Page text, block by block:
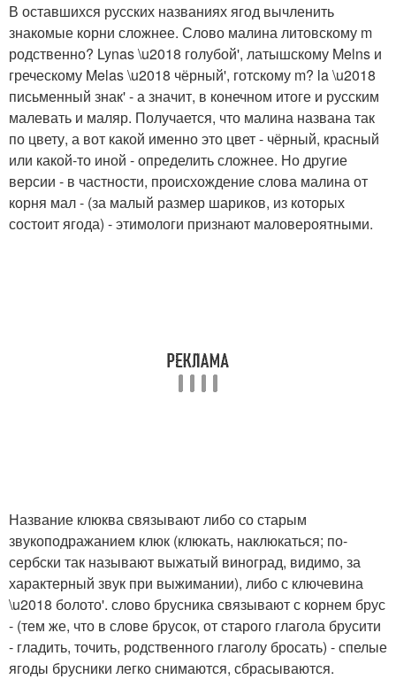
В оставшихся русских названиях ягод вычленить
знакомые корни сложнее. Слово малина литовскому m
родственно? Lynas \u2018 голубой', латышскому Melns и
греческому Melas \u2018 чёрный', готскому m? la \u2018
письменный знак' - а значит, в конечном итоге и русским
малевать и маляр. Получается, что малина названа так
по цвету, а вот какой именно это цвет - чёрный, красный
или какой-то иной - определить сложнее. Но другие
версии - в частности, происхождение слова малина от
корня мал - (за малый размер шариков, из которых
состоит ягода) - этимологи признают маловероятными.
Название клюква связывают либо со старым
звукоподражанием клюк (клюкать, наклюкаться; по-
сербски так называют выжатый виноград, видимо, за
характерный звук при выжимании), либо с ключевина
\u2018 болото'. слово брусника связывают с корнем брус
- (тем же, что в слове брусок, от старого глагола брусити
- гладить, точить, родственного глаголу бросать) - спелые
ягоды брусники легко снимаются, сбрасываются.